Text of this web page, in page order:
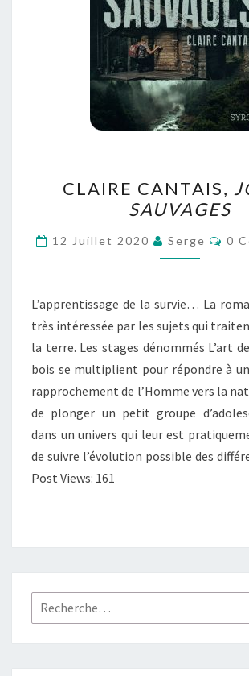
CANTAIS,
JOURS
SAUVAGES
CLAIRE CANTAIS,
SAUVAGES
12 Juillet 2020 Serge 0
L’apprentissage de la survie… La
très intéressée par les sujets qui
la terre. Les stages dénommés L’art
bois se multiplient pour répondre à
rapprochement de l’Homme vers la
de plonger un petit groupe
dans un univers qui leur est
de suivre l’évolution possible des
Post Views: 161
Rechercher :